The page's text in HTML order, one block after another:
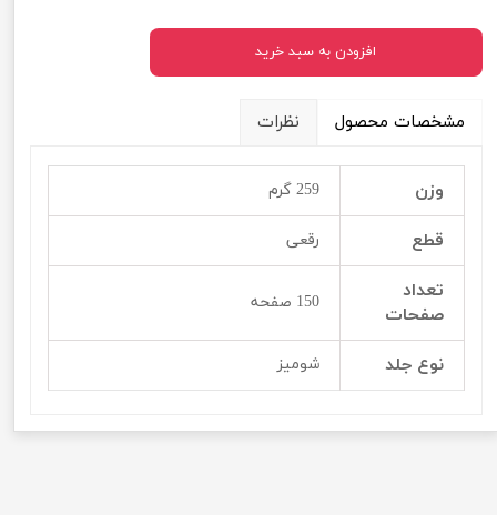
افزودن به سبد خرید
مشخصات محصول نظرات
وزن 259 گرم
قطع رقعی
تعداد
صفحات
150 صفحه
نوع جلد شومیز